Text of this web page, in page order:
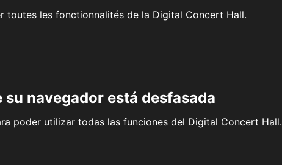
les fonctionnalités de la Digital Concert Hall.
navegador está desfasada
poder utilizar todas las funciones del Digital Concert Hall.